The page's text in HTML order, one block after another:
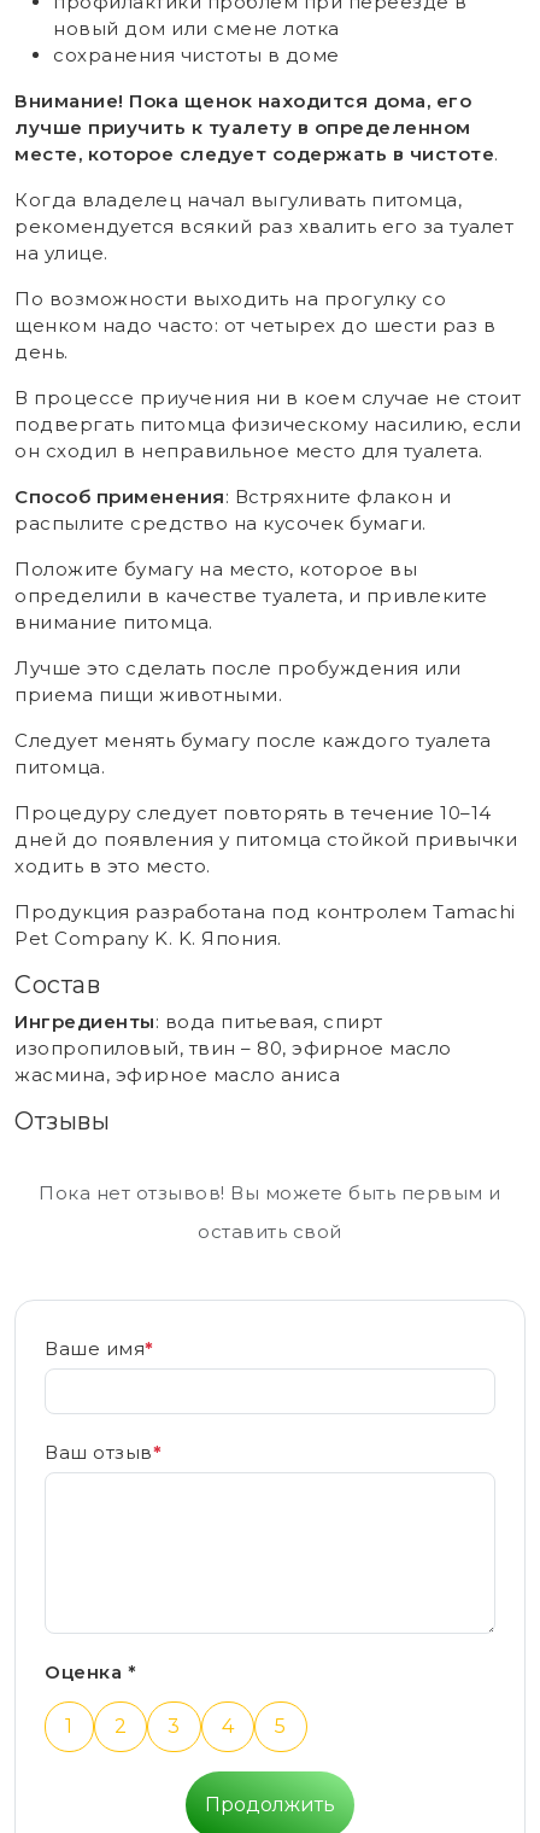
новый дом или смене лотка
сохранения чистоты в доме
Внимание! Пока щенок находится дома, его
лучше приучить к туалету в определенном
месте, которое следует содержать в чистоте.
Когда владелец начал выгуливать питомца,
рекомендуется всякий раз хвалить его за туалет
на улице.
По возможности выходить на прогулку со
щенком надо часто: от четырех до шести раз в
день.
В процессе приучения ни в коем случае не стоит
подвергать питомца физическому насилию, если
он сходил в неправильное место для туалета.
Способ применения: Встряхните флакон и
распылите средство на кусочек бумаги.
Положите бумагу на место, которое вы
определили в качестве туалета, и привлеките
внимание питомца.
Лучше это сделать после пробуждения или
приема пищи животными.
Следует менять бумагу после каждого туалета
питомца.
Процедуру следует повторять в течение 10–14
дней до появления у питомца стойкой привычки
ходить в это место.
Продукция разработана под контролем Tamachi
Pet Company K. K. Япония.
Состав
Ингредиенты: вода питьевая, спирт
изопропиловый, твин – 80, эфирное масло
жасмина, эфирное масло аниса
Отзывы
Пока нет отзывов! Вы можете быть первым и
оставить свой
Ваше имя*
Ваш отзыв*
Оценка *
1 2 3 4 5
Продолжить